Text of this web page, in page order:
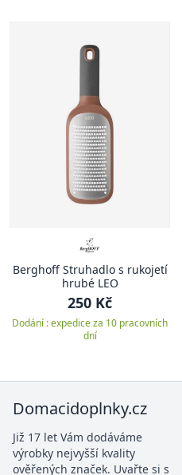
Berghoff Struhadlo s rukojetí
hrubé LEO
250 Kč
Dodání : expedice za 10 pracovních
dní
Domacidoplnky.cz
Již 17 let Vám dodáváme
výrobky nejvyšší kvality
ověřených značek. Uvařte si s